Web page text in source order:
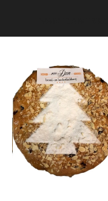
hoofdinhoud